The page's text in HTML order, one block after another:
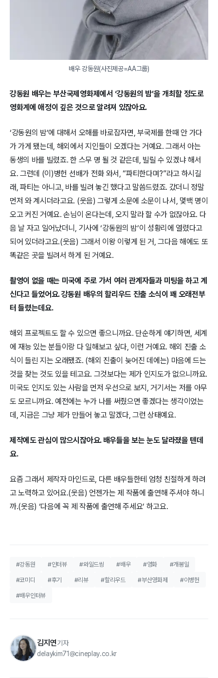
배우 강동원(사진제공=AA그룹)
강동원 배우는 부산국제영화제에서 ‘강동원의 밤’을 개최할 정도로
영화계에 애정이 깊은 것으로 알려져 있잖아요.
‘강동원의 밤’에 대해서 오해를 바로잡자면, 부국제를 한때 안 가다
가 가게 됐는데, 해외에서 지인들이 오겠다는 거예요. 그래서 아는
동생의 바를 빌렸죠. 한 스무 명 될 것 같은데, 빌릴 수 있겠냐 해서
요. 그런데 (이)병헌 선배가 전화 와서, “파티한다며?”라고 하시길
래, 파티는 아니고, 바를 빌려 놓긴 했다고 말씀드렸죠. 갔더니 정말
먼저 와 계시더라고요. (웃음) 그렇게 소문에 소문이 나서, 몇백 명이
오고 커진 거예요. 손님이 온다는데, 오지 말라 할 수가 없잖아요. 다
음 날 자고 일어났더니, 기사에 ‘강동원의 밤’이 성황리에 열렸다고
되어 있더라고요.(웃음) 그래서 이왕 이렇게 된 거, 그다음 해에도 또
똑같은 곳을 빌려서 하게 된 거예요.
촬영이 없을 때는 미국에 주로 가서 여러 관계자들과 미팅을 하고 계
신다고 들었어요. 강동원 배우의 할리우드 진출 소식이 꽤 오래전부
터 들렸는데요.
해외 프로젝트도 할 수 있으면 좋으니까요. 단순하게 얘기하면, 세계
에 재능 있는 분들이랑 다 일해보고 싶다, 이런 거예요. 해외 진출 소
식이 들린 지는 오래됐죠. (해외 진출이 늦어진 데에는) 마음에 드는
것을 찾는 것도 있을 테고요. 그것보다는 제가 인지도가 없으니까요.
미국도 인지도 있는 사람을 먼저 우선으로 보지, 거기서는 저를 아무
도 모르니까요. 예전에는 누가 나를 써줬으면 좋겠다는 생각이었는
데, 지금은 그냥 제가 만들어 놓고 말겠다, 그런 상태예요.
제작에도 관심이 많으시잖아요. 배우들을 보는 눈도 달라졌을 텐데
요.
요즘 그래서 제작자 마인드로, 다른 배우들한테 엄청 친절하게 하려
고 노력하고 있어요.(웃음) 언젠가는 제 작품에 출연해 주셔야 하니
까.(웃음) ‘다음에 꼭 제 작품에 출연해 주세요’ 하고요.
#강동원 #인터뷰 #와일드씽 #배우 #영화 #개봉일
#코미디 #후기 #리뷰 #할리우드 #부산영화제 #이병헌
#배우인터뷰
김지연기자
delaykim71@cineplay.co.kr